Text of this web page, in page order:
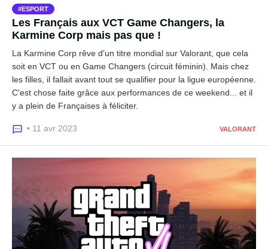
ESPORT
Les Français aux VCT Game Changers, la
Karmine Corp mais pas que !
La Karmine Corp rêve d'un titre mondial sur Valorant, que cela
soit en VCT ou en Game Changers (circuit féminin). Mais chez
les filles, il fallait avant tout se qualifier pour la ligue européenne.
C'est chose faite grâce aux performances de ce weekend... et il
y a plein de Françaises à féliciter.
• 11 avr 2023 VALORANT